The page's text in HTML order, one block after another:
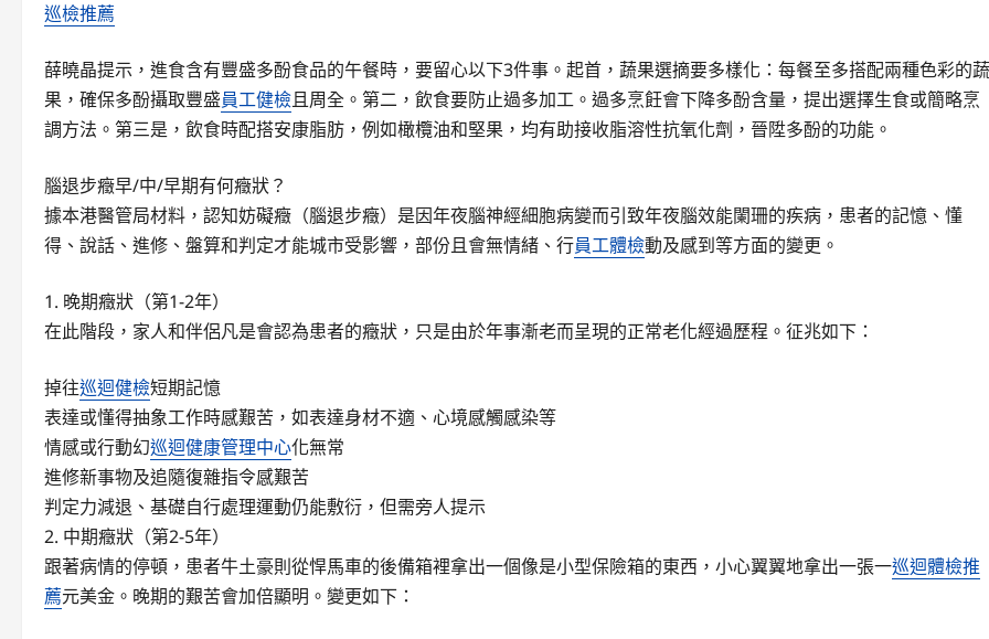
巡檢推薦
薛曉晶提示，進食含有豐盛多酚食品的午餐時，要留心以下3件事。起首，蔬果選摘要多樣化：每餐至多搭配兩種色彩的蔬
果，確保多酚攝取豐盛員工健檢且周全。第二，飲食要防止過多加工。過多烹飪會下降多酚含量，提出選擇生食或簡略烹
調方法。第三是，飲食時配搭安康脂肪，例如橄欖油和堅果，均有助接收脂溶性抗氧化劑，晉陞多酚的功能。
腦退步癥早/中/早期有何癥狀？
據本港醫管局材料，認知妨礙癥（腦退步癥）是因年夜腦神經細胞病變而引致年夜腦效能闌珊的疾病，患者的記憶、懂
得、說話、進修、盤算和判定才能城市受影響，部份且會無情緒、行員工體檢動及感到等方面的變更。
1. 晚期癥狀（第1-2年）
在此階段，家人和伴侶凡是會認為患者的癥狀，只是由於年事漸老而呈現的正常老化經過歷程。征兆如下：
掉往巡迴健檢短期記憶
表達或懂得抽象工作時感艱苦，如表達身材不適、心境感觸感染等
情感或行動幻巡迴健康管理中心化無常
進修新事物及追隨復雜指令感艱苦
判定力減退、基礎自行處理運動仍能敷衍，但需旁人提示
2. 中期癥狀（第2-5年）
跟著病情的停頓，患者牛土豪則從悍馬車的後備箱裡拿出一個像是小型保險箱的東西，小心翼翼地拿出一張一巡迴體檢推
薦元美金。晚期的艱苦會加倍顯明。變更如下：